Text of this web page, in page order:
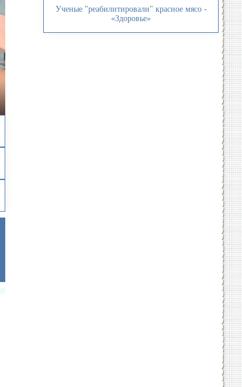
Ученые "реабилитировали" красное мясо -
«Здоровье»